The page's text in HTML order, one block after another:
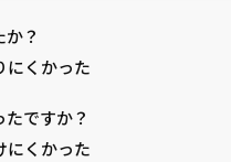
？
にくかった
ですか？
にくかった